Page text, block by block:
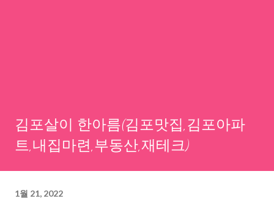
김포살이 한아름(김포맛집,김포아파
트,내집마련,부동산,재테크)
1월 21, 2022